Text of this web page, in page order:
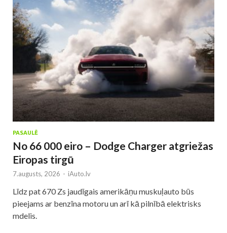
PASAULĒ
No 66 000 eiro – Dodge Charger atgriežas
Eiropas tirgū
7.augusts, 2026 - iAuto.lv
Līdz pat 670 Zs jaudīgais amerikāņu muskuļauto būs
pieejams ar benzīna motoru un arī kā pilnībā elektrisks
mdelis.